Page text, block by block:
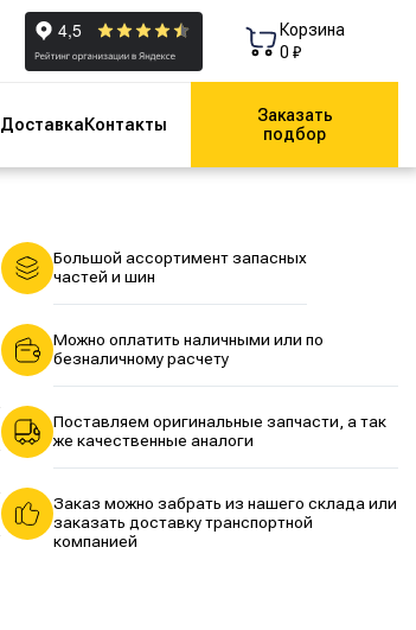
Корзина
0 ₽
ДоставкаКонтакты
Заказать
подбор
Большой ассортимент запасных
частей и шин
Можно оплатить наличными или по
безналичному расчету
Поставляем оригинальные запчасти, а так
же качественные аналоги
Заказ можно забрать из нашего склада или
заказать доставку транспортной
компанией